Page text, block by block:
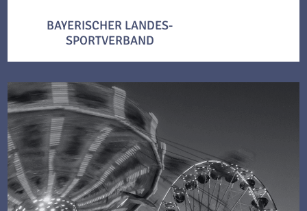
BAYERISCHER LANDES-
SPORTVERBAND